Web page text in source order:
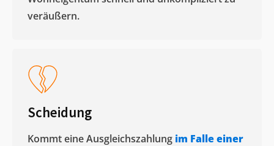
veräußern. ​
Scheidung
Kommt eine Ausgleichszahlung im Falle einer